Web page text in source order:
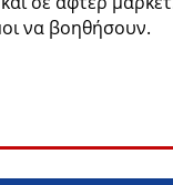
να βοηθήσουν.